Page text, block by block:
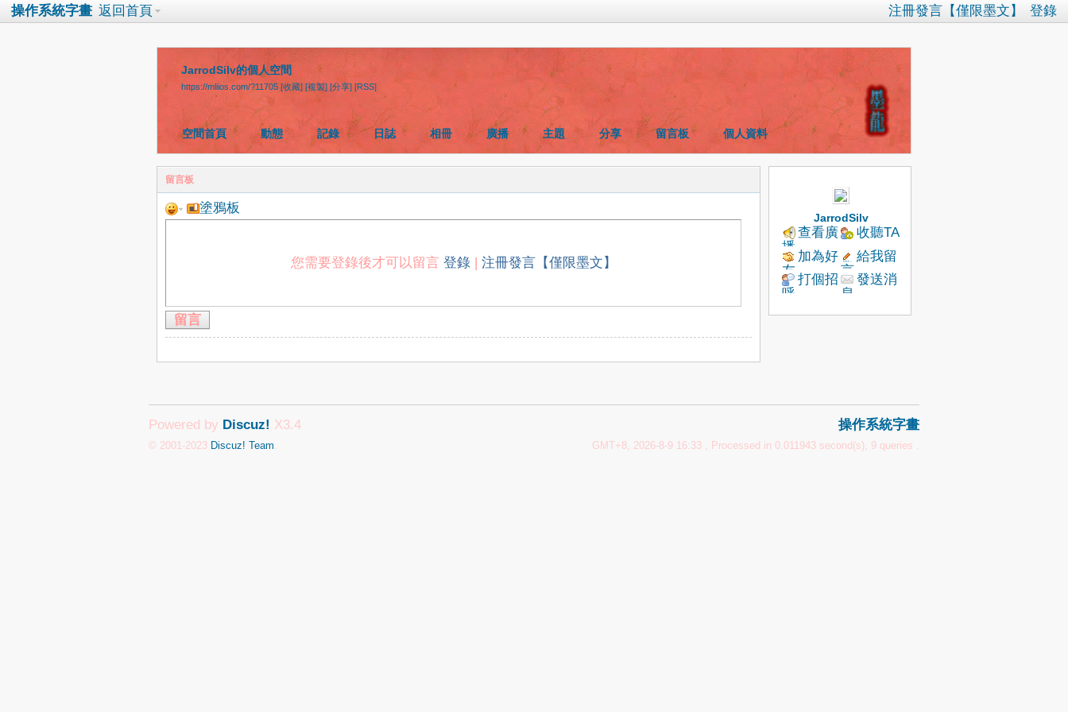
注冊發言【僅限墨文】 登錄
操作系統字畫 返回首頁
JarrodSilv的個人空間
https://mliios.com/?11705 [收藏] [複製] [分享] [RSS]
空間首頁 動態 記錄 日誌 相冊 廣播 主題 分享 留言板 個人資料
留言板
塗鴉板
您需要登錄後才可以留言 登錄| 注冊發言【僅限墨文】
留言
JarrodSilv
查看廣
播
收聽TA
加為好
友
給我留
言
打個招
呼
發送消
息
操作系統字畫
GMT+8, 2026-8-9 16:33 , Processed in 0.011943 second(s), 9 queries .
Powered by Discuz! X3.4
© 2001-2023 Discuz! Team.